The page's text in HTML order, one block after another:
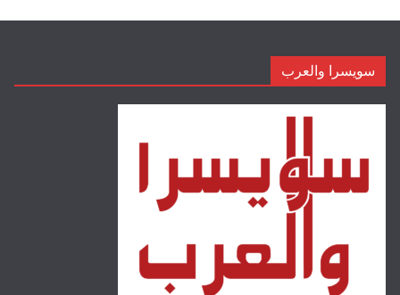
سويسرا والعرب